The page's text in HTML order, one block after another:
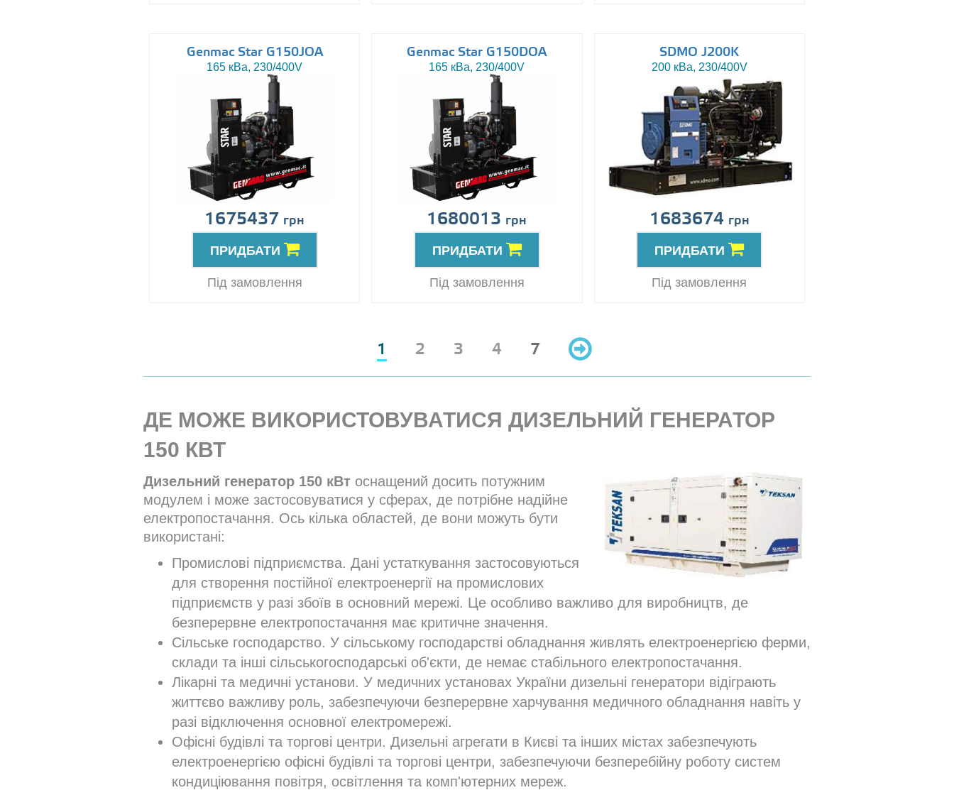
Genmac Star G150JOA
165 кВа, 230/400V
1675437 грн
ПРИДБАТИ
Під замовлення
Genmac Star G150DOA
165 кВа, 230/400V
1680013 грн
ПРИДБАТИ
Під замовлення
SDMO J200K
200 кВа, 230/400V
1683674 грн
ПРИДБАТИ
Під замовлення
1 2 3 4 7
ДЕ МОЖЕ ВИКОРИСТОВУВАТИСЯ ДИЗЕЛЬНИЙ ГЕНЕРАТОР
150 КВТ
Дизельний генератор 150 кВт оснащений досить потужним
модулем і може застосовуватися у сферах, де потрібне надійне
електропостачання. Ось кілька областей, де вони можуть бути
використані:
Промислові підприємства. Дані устаткування застосовуються
для створення постійної електроенергії на промислових
підприємств у разі збоїв в основний мережі. Це особливо важливо для виробництв, де
безперервне електропостачання має критичне значення.
Сільське господарство. У сільському господарстві обладнання живлять електроенергією ферми,
склади та інші сільськогосподарські об'єкти, де немає стабільного електропостачання.
Лікарні та медичні установи. У медичних установах України дизельні генератори відіграють
життєво важливу роль, забезпечуючи безперервне харчування медичного обладнання навіть у
разі відключення основної електромережі.
Офісні будівлі та торгові центри. Дизельні агрегати в Києві та інших містах забезпечують
електроенергією офісні будівлі та торгові центри, забезпечуючи безперебійну роботу систем
кондиціювання повітря, освітлення та комп'ютерних мереж.